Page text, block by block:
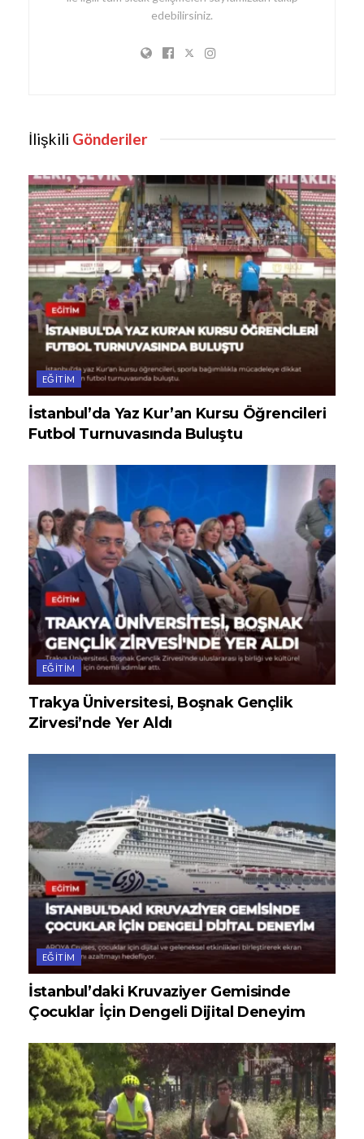
edebilirsiniz.
İlişkili Gönderiler
EĞITIM
İstanbul’da Yaz Kur’an Kursu Öğrencileri
Futbol Turnuvasında Buluştu
EĞITIM
Trakya Üniversitesi, Boşnak Gençlik
Zirvesi’nde Yer Aldı
EĞITIM
İstanbul’daki Kruvaziyer Gemisinde
Çocuklar İçin Dengeli Dijital Deneyim